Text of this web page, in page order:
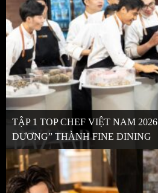
TẬP 1 TOP CHEF VIỆT NAM
DƯƠNG” THÀNH FINE DINING